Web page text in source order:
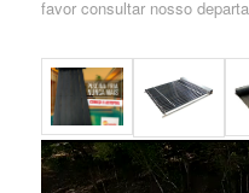
favor consultar nosso